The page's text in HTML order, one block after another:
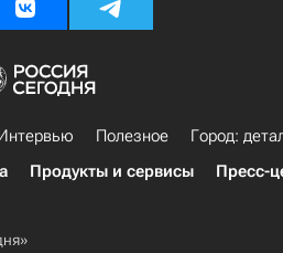
Полезное
Город:
Продукты и сервисы Пресс-